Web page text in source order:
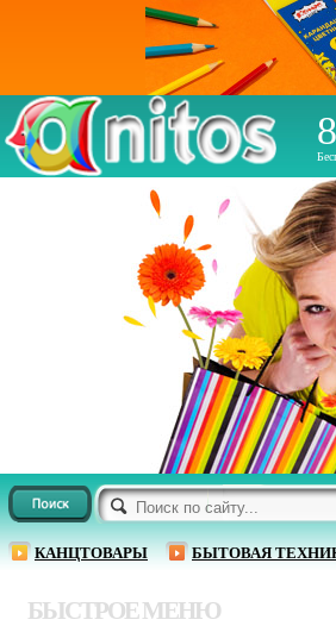
КАНЦТОВАРЫ БЫТОВАЯ
БЫСТРОЕ МЕНЮ